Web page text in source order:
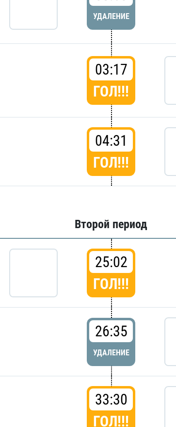
УДАЛЕНИЕ
03:17
ГОЛ!!!
04:31
ГОЛ!!!
Второй период
25:02
ГОЛ!!!
26:35
УДАЛЕНИЕ
33:30
ГОЛ!!!